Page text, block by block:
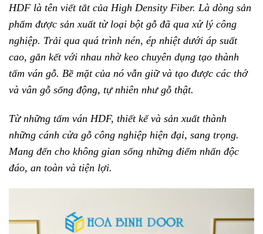
HDF là tên viết tắt của High Density Fiber. Là dòng sản
phẩm được sản xuất từ loại bột gỗ đã qua xử lý công
nghiệp. Trải qua quá trình nén, ép nhiệt dưới áp suất
cao, gắn kết với nhau nhờ keo chuyên dụng tạo thành
tấm ván gỗ. Bề mặt của nó vẫn giữ và tạo được các thớ
và vân gỗ sống động, tự nhiên như gỗ thật.
Từ những tấm ván HDF, thiết kế và sản xuất thành
những cánh cửa gỗ công nghiệp hiện đại, sang trọng.
Mang đến cho không gian sống những điểm nhấn độc
đáo, an toàn và tiện lợi.